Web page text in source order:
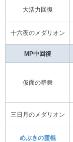
大活力回復
十六夜のメダリオン
MP中回復
仮面の群舞
三日月のメダリオン
めぶきの霊棍